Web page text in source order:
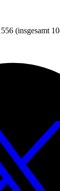
(insgesamt